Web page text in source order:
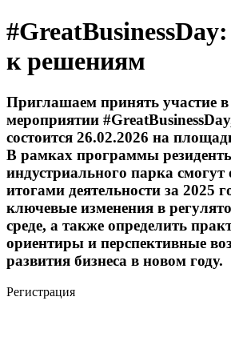
к решениям
Приглашаем принять участие
мероприятии
состоится 26.02.2026 на
В рамках программы
индустриального парка смогут
итогами деятельности за 2025
ключевые изменения в
среде, а также определить
ориентиры и перспективные
развития бизнеса в новом году.
Регистрация